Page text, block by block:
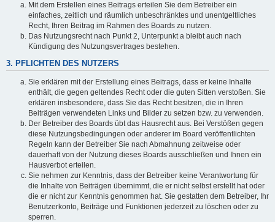
Mit dem Erstellen eines Beitrags erteilen Sie dem Betreiber ein
einfaches, zeitlich und räumlich unbeschränktes und unentgeltliches
Recht, Ihren Beitrag im Rahmen des Boards zu nutzen.
Das Nutzungsrecht nach Punkt 2, Unterpunkt a bleibt auch nach
Kündigung des Nutzungsvertrages bestehen.
3. PFLICHTEN DES NUTZERS
Sie erklären mit der Erstellung eines Beitrags, dass er keine Inhalte
enthält, die gegen geltendes Recht oder die guten Sitten verstoßen. Sie
erklären insbesondere, dass Sie das Recht besitzen, die in Ihren
Beiträgen verwendeten Links und Bilder zu setzen bzw. zu verwenden.
Der Betreiber des Boards übt das Hausrecht aus. Bei Verstößen gegen
diese Nutzungsbedingungen oder anderer im Board veröffentlichten
Regeln kann der Betreiber Sie nach Abmahnung zeitweise oder
dauerhaft von der Nutzung dieses Boards ausschließen und Ihnen ein
Hausverbot erteilen.
Sie nehmen zur Kenntnis, dass der Betreiber keine Verantwortung für
die Inhalte von Beiträgen übernimmt, die er nicht selbst erstellt hat oder
die er nicht zur Kenntnis genommen hat. Sie gestatten dem Betreiber, Ihr
Benutzerkonto, Beiträge und Funktionen jederzeit zu löschen oder zu
sperren.